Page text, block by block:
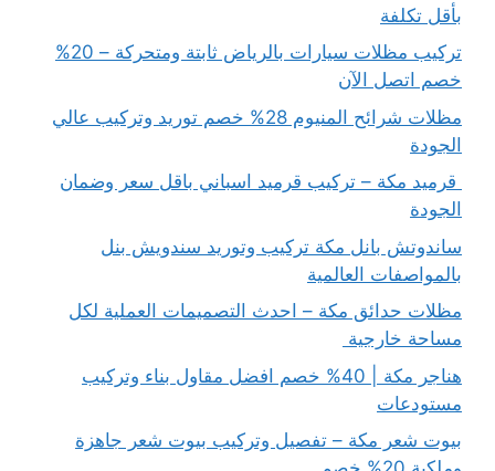
بأقل تكلفة
تركيب مظلات سيارات بالرياض ثابتة ومتحركة – 20%
خصم اتصل الآن
مظلات شرائح المنيوم 28% خصم توريد وتركيب عالي
الجودة
قرميد مكة – تركيب قرميد اسباني باقل سعر وضمان
الجودة
ساندوتش بانل مكة تركيب وتوريد سندويش بنل
بالمواصفات العالمية
مظلات حدائق مكة – احدث التصميمات العملية لكل
مساحة خارجية
هناجر مكة | 40% خصم افضل مقاول بناء وتركيب
مستودعات
بيوت شعر مكة – تفصيل وتركيب بيوت شعر جاهزة